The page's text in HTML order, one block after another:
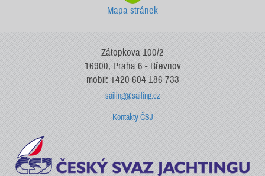
Mapa stránek
Zátopkova 100/2
16900, Praha 6 - Břevnov
mobil: +420 604 186 733
sailing@sailing.cz
Kontakty ČSJ